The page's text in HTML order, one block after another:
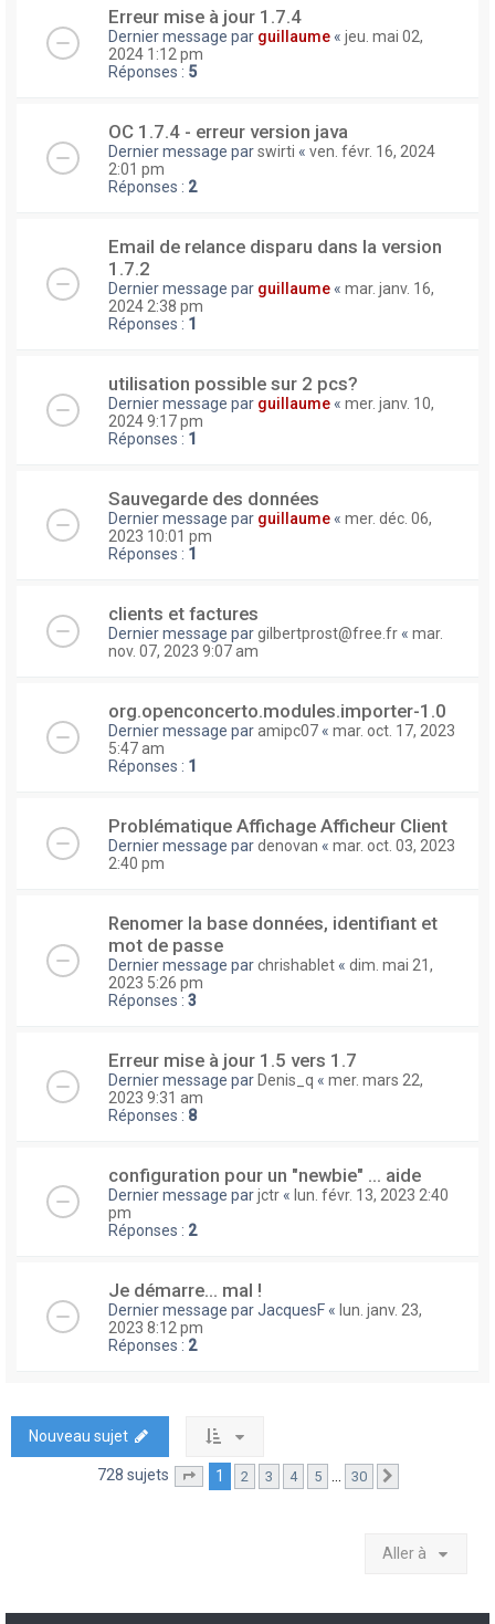
Erreur mise à jour 1.7.4
Dernier message par guillaume « jeu. mai 02,
2024 1:12 pm
Réponses : 5
OC 1.7.4 - erreur version java
Dernier message parswirti « ven. févr. 16, 2024
2:01 pm
Réponses : 2
Email de relance disparu dans la version
1.7.2
Dernier message par guillaume « mar. janv. 16,
2024 2:38 pm
Réponses : 1
utilisation possible sur 2 pcs?
Dernier message par guillaume « mer. janv. 10,
2024 9:17 pm
Réponses : 1
Sauvegarde des données
Dernier message par guillaume « mer. déc. 06,
2023 10:01 pm
Réponses : 1
clients et factures
Dernier message pargilbertprost@free.fr « mar.
nov. 07, 2023 9:07 am
org.openconcerto.modules.importer-1.0
Dernier message paramipc07 « mar. oct. 17, 2023
5:47 am
Réponses : 1
Problématique Affichage Afficheur Client
Dernier message pardenovan « mar. oct. 03, 2023
2:40 pm
Renomer la base données, identifiant et
mot de passe
Dernier message parchrishablet « dim. mai 21,
2023 5:26 pm
Réponses : 3
Erreur mise à jour 1.5 vers 1.7
Dernier message par Denis_q « mer. mars 22,
2023 9:31 am
Réponses : 8
configuration pour un "newbie" ... aide
Dernier message parjctr « lun. févr. 13, 2023 2:40
pm
Réponses : 2
Je démarre... mal !
Dernier message parJacquesF « lun. janv. 23,
2023 8:12 pm
Réponses : 2
Nouveau sujet
728 sujets Page sur30
1 2 3 4 5 … 30
Aller à